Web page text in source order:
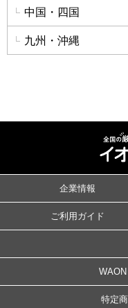
中国・四国
九州・沖縄
企業情報
ご利用ガイド
特定